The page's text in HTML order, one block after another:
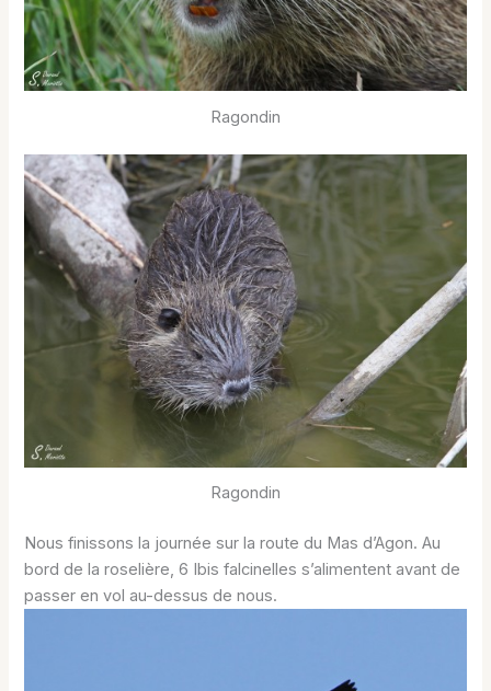
Ragondin
Ragondin
Nous finissons la journée sur la route du Mas d’Agon. Au
bord de la roselière, 6 Ibis falcinelles s’alimentent avant de
passer en vol au-dessus de nous.